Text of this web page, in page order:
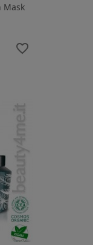
Mask
favorite_border